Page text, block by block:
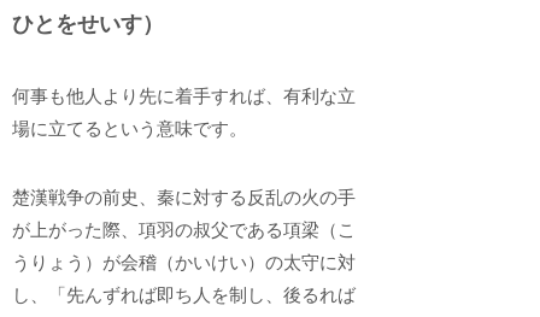
ひとをせいす）
何事も他人より先に着手すれば、有利な立
場に立てるという意味です。
楚漢戦争の前史、秦に対する反乱の火の手
が上がった際、項羽の叔父である項梁（こ
うりょう）が会稽（かいけい）の太守に対
し、「先んずれば即ち人を制し、後るれば